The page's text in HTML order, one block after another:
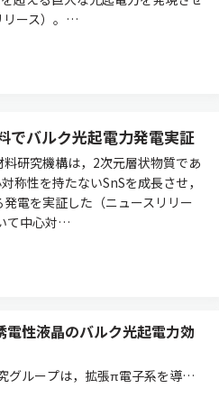
リース）。…
でバルク光起電力発電実証
研究機構は，2次元層状物質であ
称性を持たないSnSを成長させ，
電を実証した（ニュースリリー
て中心対…
電性液晶のバルク光起電力効
グループは，拡張π電子系を導入